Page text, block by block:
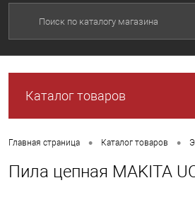
Каталог товаров
Главная страница • Каталог товаров •
Пила цепная MAKITA